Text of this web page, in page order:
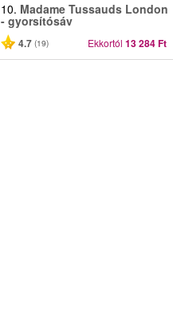
10. Madame Tussauds London
- gyorsítósáv
4.7 (19) Ekkortól 13 284 Ft